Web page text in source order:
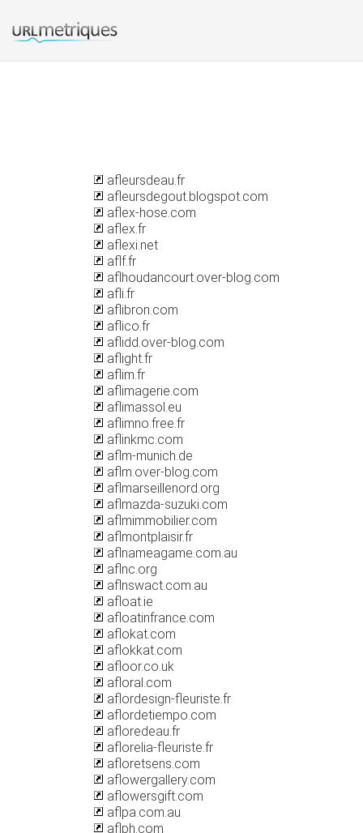
afleursdeau.fr
afleursdegout.blogspot.com
aflex-hose.com
aflex.fr
aflexi.net
aflf.fr
aflhoudancourt.over-blog.com
afli.fr
aflibron.com
aflico.fr
aflidd.over-blog.com
aflight.fr
aflim.fr
aflimagerie.com
aflimassol.eu
aflimno.free.fr
aflinkmc.com
aflm-munich.de
aflm.over-blog.com
aflmarseillenord.org
aflmazda-suzuki.com
aflmimmobilier.com
aflmontplaisir.fr
aflnameagame.com.au
aflnc.org
aflnswact.com.au
afloat.ie
afloatinfrance.com
aflokat.com
aflokkat.com
afloor.co.uk
afloral.com
aflordesign-fleuriste.fr
aflordetiempo.com
afloredeau.fr
aflorelia-fleuriste.fr
afloretsens.com
aflowergallery.com
aflowersgift.com
aflpa.com.au
aflph.com